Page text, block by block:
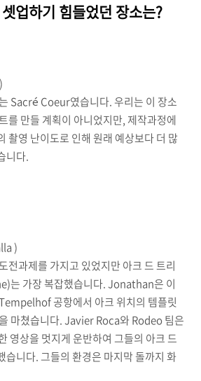
업하기 힘들었던 장소는?
Sacré Coeur였습니다. 우리는 이 장소
를 만들 계획이 아니었지만, 제작과정에
촬영 난이도로 인해 원래 예상보다 더 많
니다.
)
전과제를 가지고 있었지만 아크 드 트리
는 가장 복잡했습니다. Jonathan은 이
공항에서 아크 위치의 템플릿
마쳤습니다. Javier Roca와 Rodeo 팀은
영상을 멋지게 운반하여 그들의 아크 드
습니다. 그들의 환경은 마지막 돌까지 화